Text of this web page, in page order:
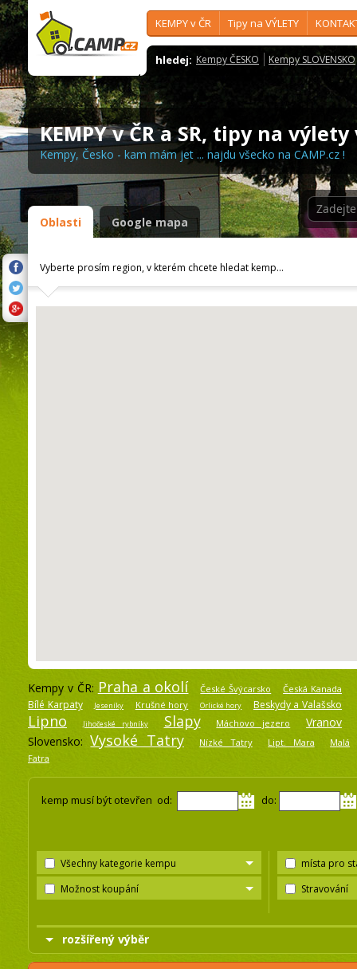
KEMPY v ČR Tipy na VÝLETY
hledej: Kempy ČESKO Kempy SLOVENSKO
KEMPY v ČR a SR, tipy na
Kempy, Česko - kam mám jet ... najdu všecko na CAMP.cz !
Oblasti Google mapa
Vyberte prosím region, v kterém chcete hledat kemp...
Kempy v ČR: Praha a okolí České Švýcarsko Česká Kanada
Bílé Karpaty Jeseníky Krušné hory Orlické hory Beskydy a Valašsko
Lipno Jihočeské rybníky Slapy Máchovo jezero
Vranov
Slovensko:Vysoké Tatry Nízké Tatry Lipt. Mara
Malá
Fatra
kemp musí být otevřen od: do:
Všechny kategorie kempu
Možnost koupání
místa pro
Stravování
rozšířený výběr